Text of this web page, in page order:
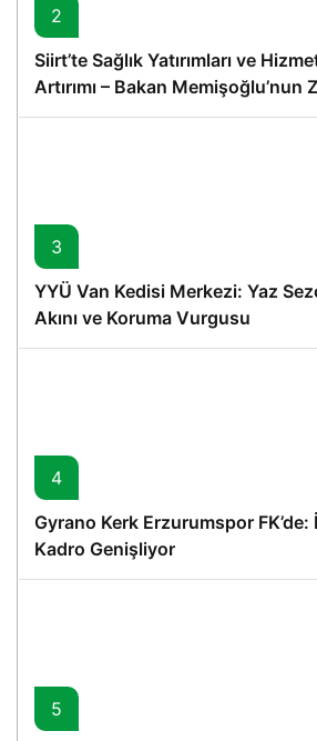
2
Siirt’te Sağlık Yatırımları ve
Artırımı – Bakan Memişoğlu’nun
3
YYÜ Van Kedisi Merkezi: Yaz
Akını ve Koruma Vurgusu
4
Gyrano Kerk Erzurumspor FK’de:
Kadro Genişliyor
5